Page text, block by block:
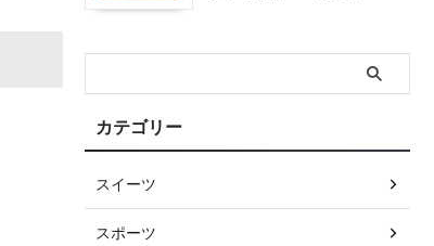
カテゴリー
スイーツ
スポーツ